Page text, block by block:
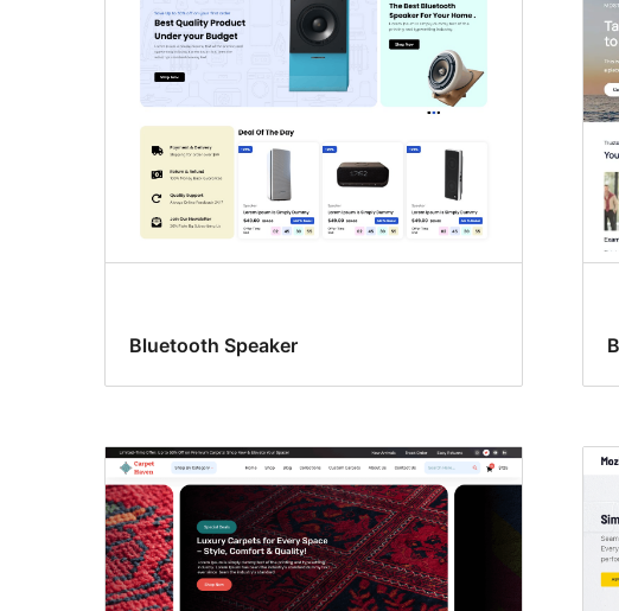
Bluetooth Speaker